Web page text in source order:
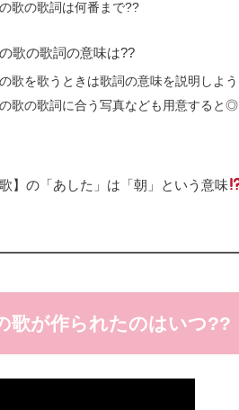
歌の歌詞は何番まで??
歌の歌詞の意味は??
歌を歌うときは歌詞の意味を説明しよう
歌の歌詞に合う写真なども用意すると◎
】の「あした」は「朝」という意味
歌が作られたのはいつ??